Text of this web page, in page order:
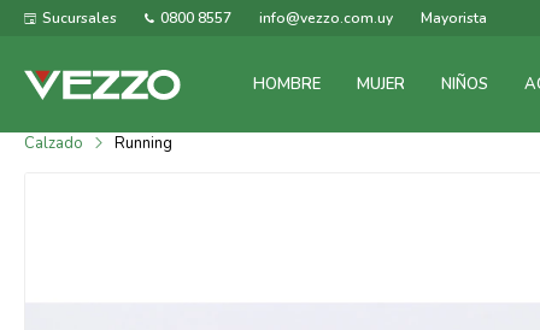
HOMBRE MUJER NIÑOS
Sucursales 0800 8557 info@vezzo.com.uy Mayorista
Calzado Running